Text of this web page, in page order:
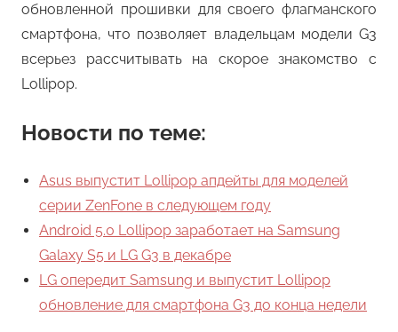
обновленной прошивки для своего флагманского
смартфона, что позволяет владельцам модели G3
всерьез рассчитывать на скорое знакомство с
Lollipop.
Новости по теме:
Asus выпустит Lollipop апдейты для моделей
серии ZenFone в следующем году
Android 5.0 Lollipop заработает на Samsung
Galaxy S5 и LG G3 в декабре
LG опередит Samsung и выпустит Lollipop
обновление для смартфона G3 до конца недели